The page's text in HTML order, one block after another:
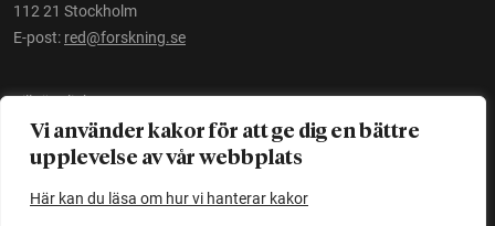
Vi använder kakor för att ge dig en bättre
upplevelse av vår webbplats
Här kan du läsa om hur vi hanterar kakor
112 21 Stockholm
E-post: red@forskning.se
Tillgänglighet
Ett initiativ avVetenskapsrådet